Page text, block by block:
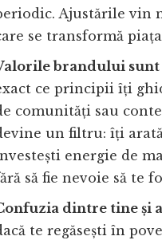
Ajustările vin
se transformă
brandului sunt
ce principii îți
comunități sau
un filtru: îți
energie de
să fie nevoie să te
dintre tine și
te regăsești în